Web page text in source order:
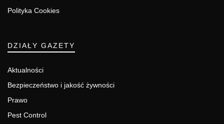
Polityka Cookies
DZIAŁY GAZETY
Aktualności
Bezpieczeństwo i jakość żywności
Prawo
Pest Control